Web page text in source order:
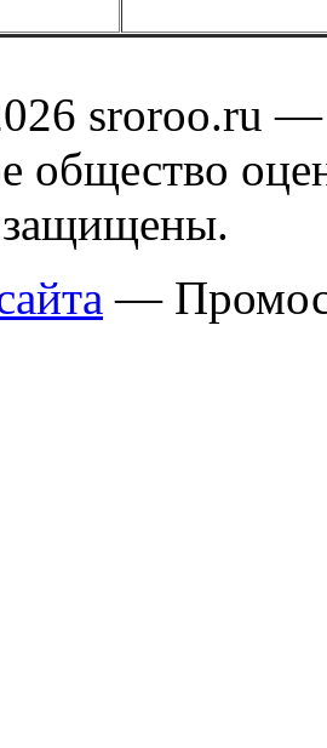
sroroo.ru —
общество
защищены.
—